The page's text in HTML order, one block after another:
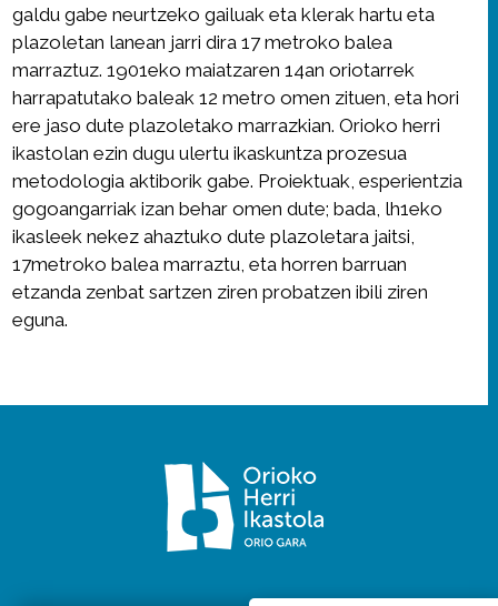
galdu gabe neurtzeko gailuak eta klerak hartu eta
plazoletan lanean jarri dira 17 metroko balea
marraztuz. 1901eko maiatzaren 14an oriotarrek
harrapatutako baleak 12 metro omen zituen, eta hori
ere jaso dute plazoletako marrazkian. Orioko herri
ikastolan ezin dugu ulertu ikaskuntza prozesua
metodologia aktiborik gabe. Proiektuak, esperientzia
gogoangarriak izan behar omen dute; bada, lh1eko
ikasleek nekez ahaztuko dute plazoletara jaitsi,
17metroko balea marraztu, eta horren barruan
etzanda zenbat sartzen ziren probatzen ibili ziren
eguna.